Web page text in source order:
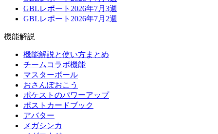
GBLレポート2026年7月3週
GBLレポート2026年7月2週
機能解説
機能解説と使い方まとめ
チームコラボ機能
マスターボール
おさんぽおこう
ポケストのパワーアップ
ポストカードブック
アバター
メガシンカ